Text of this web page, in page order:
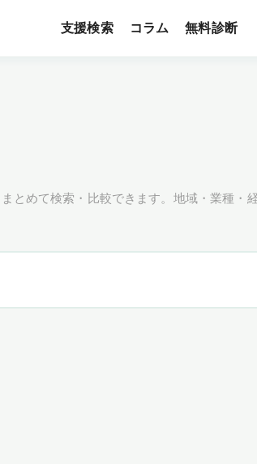
支援検索 コラム 無料診断
とめて検索・比較できます。地域・業種・